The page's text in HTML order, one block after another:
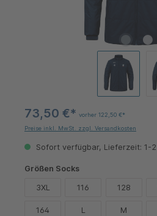
73,50 €* vorher 122,50 €*
Preise inkl. MwSt. zzgl. Versandkosten
Sofort verfügbar, Lieferzeit: 1-2
Größen Socksauswählen
3XL 116 128
164 L M